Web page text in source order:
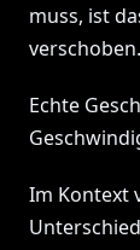
muss, ist
verschoben.
Echte
Im Kontext